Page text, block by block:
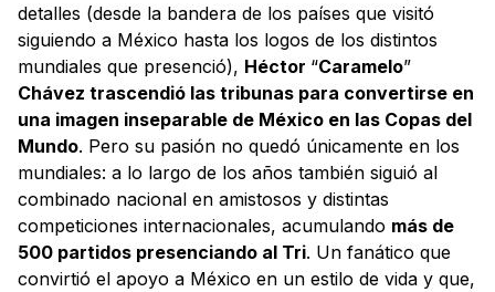
detalles (desde la bandera de los países que visitó
siguiendo a México hasta los logos de los distintos
mundiales que presenció), Héctor “Caramelo”
Chávez trascendió las tribunas para convertirse en
una imagen inseparable de México en las Copas del
Mundo. Pero su pasión no quedó únicamente en los
mundiales: a lo largo de los años también siguió al
combinado nacional en amistosos y distintas
competiciones internacionales, acumulando más de
500 partidos presenciando al Tri. Un fanático que
convirtió el apoyo a México en un estilo de vida y que,